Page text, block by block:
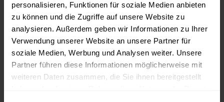
personalisieren, Funktionen für soziale Medien anbieten
zu können und die Zugriffe auf unsere Website zu
analysieren. Außerdem geben wir Informationen zu Ihrer
Verwendung unserer Website an unsere Partner für
soziale Medien, Werbung und Analysen weiter. Unsere
Partner führen diese Informationen möglicherweise mit
weiteren Daten zusammen, die Sie ihnen bereitgestellt
Mittersill
Mühlbach
Neukirchen am Großvenediger
Niedernsill
Piesendorf
Rauris
Saalbach
Saalfelden am Steinernen Meer
St. Martin bei Lofer
Stuhlfelden
Taxenbach
Unken